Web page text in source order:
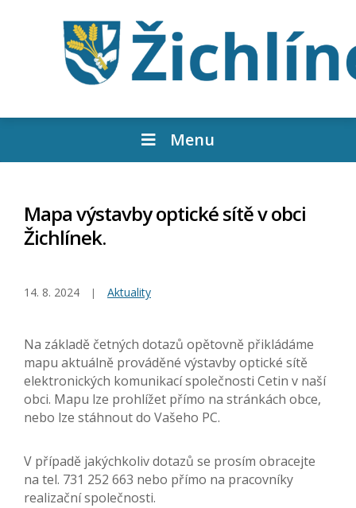
Menu
Mapa výstavby optické sítě v obci
Žichlínek.
14. 8. 2024 Aktuality
Na základě četných dotazů opětovně přikládáme
mapu aktuálně prováděné výstavby optické sítě
elektronických komunikací společnosti Cetin v naší
obci. Mapu lze prohlížet přímo na stránkách obce,
nebo lze stáhnout do Vašeho PC.
V případě jakýchkoliv dotazů se prosím obracejte
na tel. 731 252 663 nebo přímo na pracovníky
realizační společnosti.